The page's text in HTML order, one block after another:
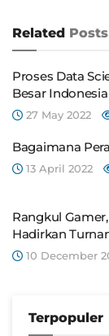
Related Posts
Proses Data
Besar Indonesia
27 May 2022
Bagaimana
13 April 2022
Rangkul
Hadirkan
10 December
Terpopuler